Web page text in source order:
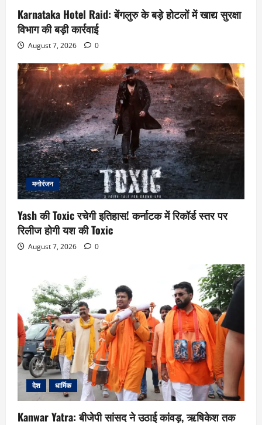
Karnataka Hotel Raid: बेंगलुरु के बड़े होटलों में खाद्य सुरक्षा
विभाग की बड़ी कार्रवाई
August 7, 2026 0
मनोरंजन
Yash की Toxic रचेगी इतिहास! कर्नाटक में रिकॉर्ड स्तर पर
रिलीज होगी यश की Toxic
August 7, 2026 0
देश धार्मिक
Kanwar Yatra: बीजेपी सांसद ने उठाई कांवड़, ऋषिकेश तक